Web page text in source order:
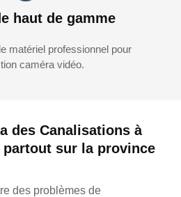
des Canalisations à
partout sur la province
des problèmes de
haut de gamme
matériel professionnel pour
caméra vidéo.